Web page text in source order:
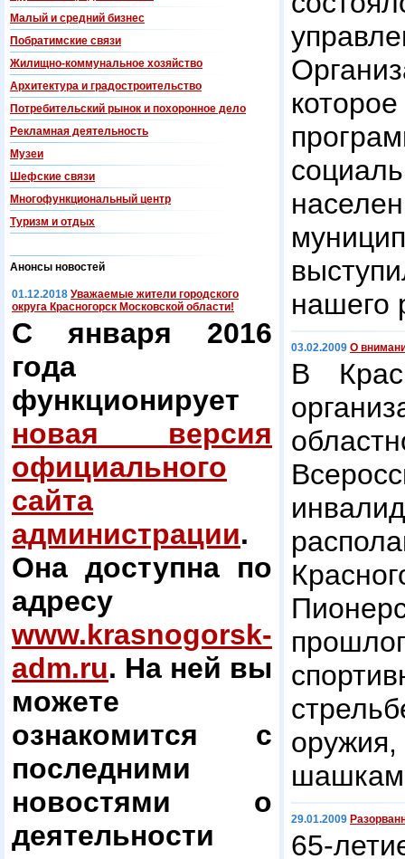
Малый и средний бизнес
Побратимские связи
Жилищно-коммунальное хозяйство
Архитектура и градостроительство
Потребительский рынок и похоронное дело
Рекламная деятельность
Музеи
Шефские связи
Многофункциональный центр
Туризм и отдых
Анонсы новостей
01.12.2018 Уважаемые жители городского
округа Красногорск Московской области!
С января 2016
года
функционирует
новая версия
официального
сайта
администрации.
Она доступна по
адресу
www.krasnogorsk-
adm.ru. На ней вы
можете
ознакомится с
последними
новостями о
деятельности
нашего
03.02.2009 О
В
29.01.2009
65-